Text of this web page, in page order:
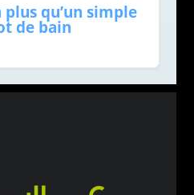
qu’un simple
de bain